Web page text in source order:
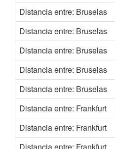
Distancia entre: Bruselas
Distancia entre: Bruselas
Distancia entre: Bruselas
Distancia entre: Bruselas
Distancia entre: Bruselas
Distancia entre: Frankfurt
Distancia entre: Frankfurt